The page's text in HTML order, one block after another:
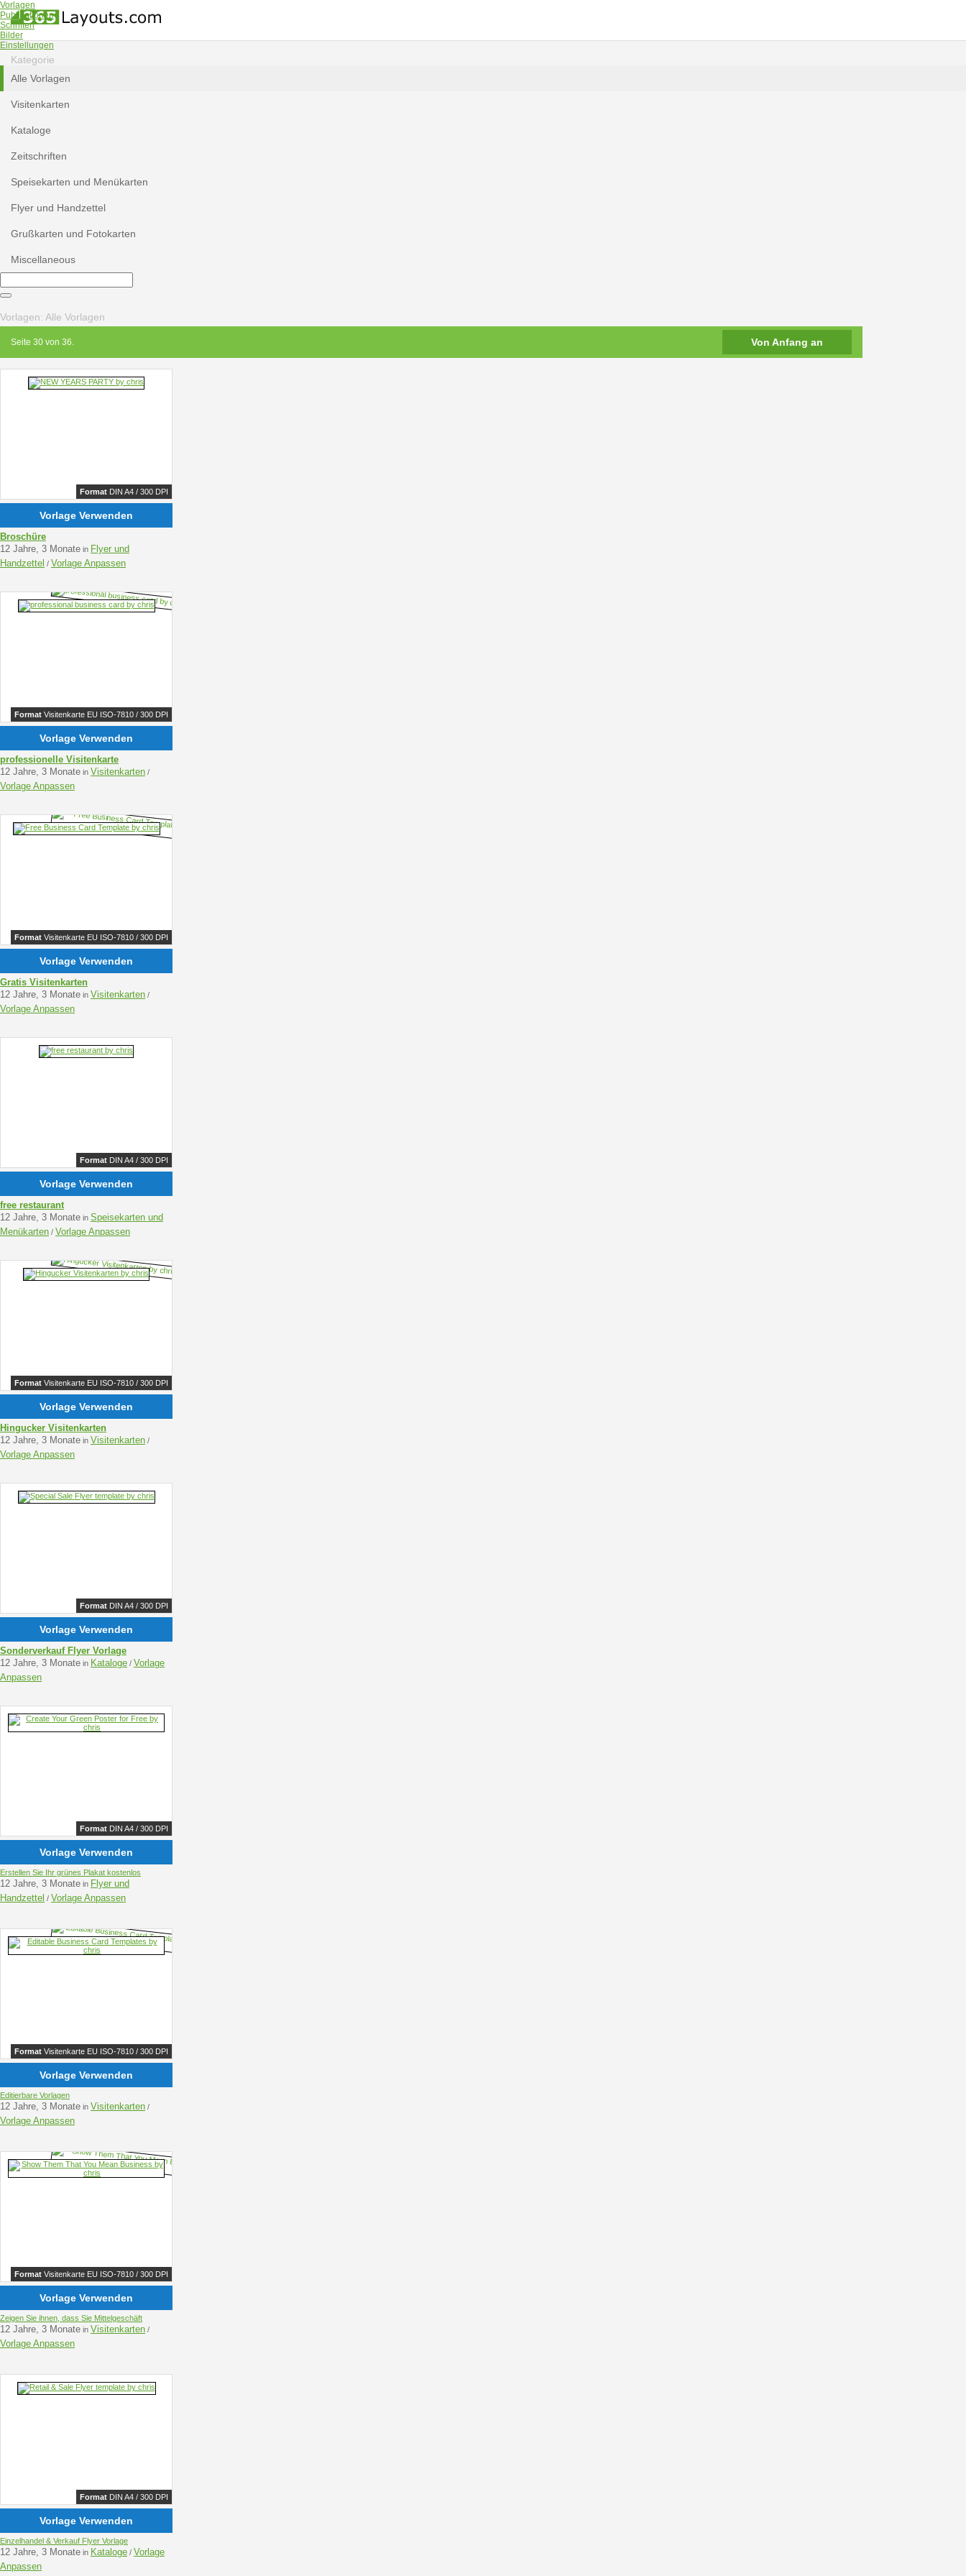
Vorlagen
Publikationen
Schriften
Bilder
Einstellungen
Kategorie
Alle Vorlagen
Visitenkarten
Kataloge
Zeitschriften
Speisekarten und Menükarten
Flyer und Handzettel
Grußkarten und Fotokarten
Miscellaneous
Vorlagen: Alle Vorlagen
Seite 30 von 36. Von Anfang an
Format DIN A4 / 300 DPI
Vorlage Verwenden
Broschüre
12 Jahre, 3 Monate in Flyer und
Handzettel / Vorlage Anpassen
Format Visitenkarte EU ISO-7810 / 300 DPI
Vorlage Verwenden
professionelle Visitenkarte
12 Jahre, 3 Monate in Visitenkarten /
Vorlage Anpassen
Format Visitenkarte EU ISO-7810 / 300 DPI
Vorlage Verwenden
Gratis Visitenkarten
12 Jahre, 3 Monate in Visitenkarten /
Vorlage Anpassen
Format DIN A4 / 300 DPI
Vorlage Verwenden
free restaurant
12 Jahre, 3 Monate in Speisekarten und
Menükarten / Vorlage Anpassen
Format Visitenkarte EU ISO-7810 / 300 DPI
Vorlage Verwenden
Hingucker Visitenkarten
12 Jahre, 3 Monate in Visitenkarten /
Vorlage Anpassen
Format DIN A4 / 300 DPI
Vorlage Verwenden
Sonderverkauf Flyer Vorlage
12 Jahre, 3 Monate in Kataloge / Vorlage
Anpassen
Format DIN A4 / 300 DPI
Vorlage Verwenden
Erstellen Sie Ihr grünes Plakat kostenlos
12 Jahre, 3 Monate in Flyer und
Handzettel / Vorlage Anpassen
Format Visitenkarte EU ISO-7810 / 300 DPI
Vorlage Verwenden
Editierbare Vorlagen
12 Jahre, 3 Monate in Visitenkarten /
Vorlage Anpassen
Format Visitenkarte EU ISO-7810 / 300 DPI
Vorlage Verwenden
Zeigen Sie ihnen, dass Sie Mittelgeschäft
12 Jahre, 3 Monate in Visitenkarten /
Vorlage Anpassen
Format DIN A4 / 300 DPI
Vorlage Verwenden
Einzelhandel & Verkauf Flyer Vorlage
12 Jahre, 3 Monate in Kataloge / Vorlage
Anpassen